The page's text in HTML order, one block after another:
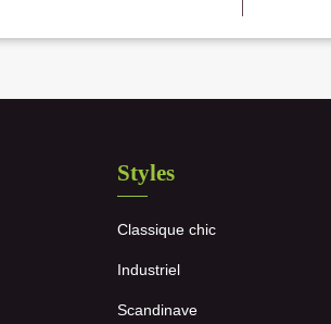
Styles
Classique chic
Industriel
Scandinave